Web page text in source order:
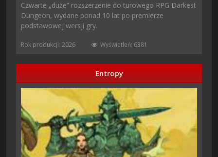
Czwarte „duże” rozszerzenie do turowego RPG Darkest
Dungeon, wydane ponad 10 lat po premierze
podstawowej wersji gry.
Rok produkcji: 2026 Wyświetleń: 6381
Entropy